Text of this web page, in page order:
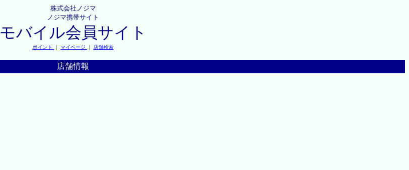
株式会社ノジマ
ノジマ携帯サイト
モバイル会員サイト
ポイント ｜ マイページ ｜ 店舗検索
店舗情報